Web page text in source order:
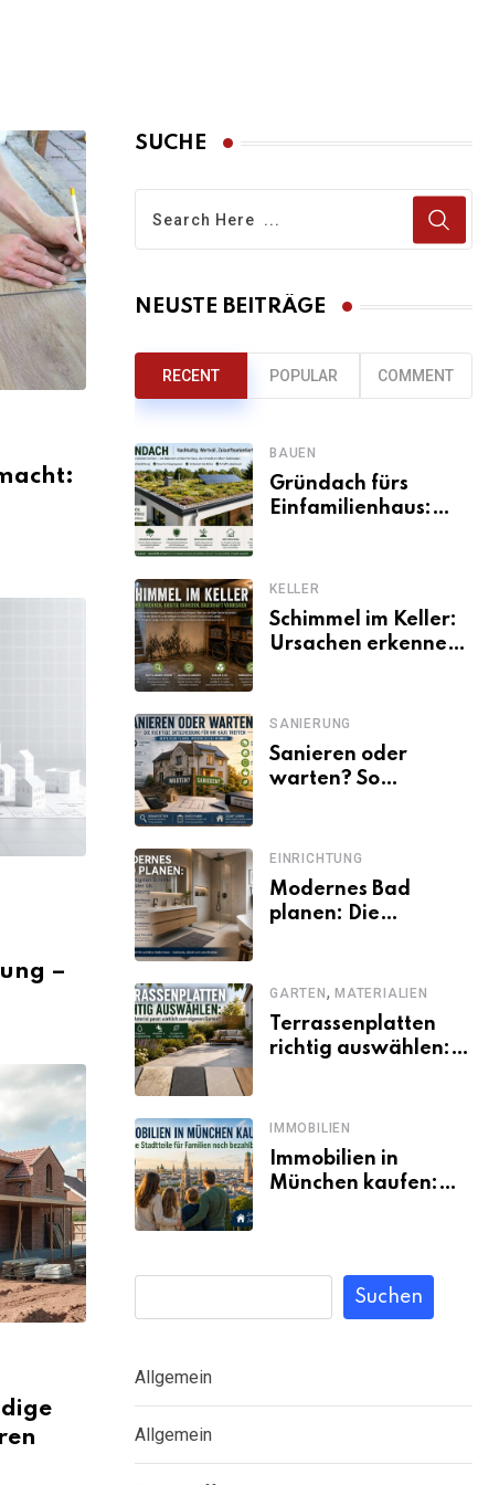
–
SUCHE
NEUSTE BEITRÄGE
RECENT POPULAR COMMENT
BAUEN
Gründach fürs
Einfamilienhaus:
ökologische Wirkung
KELLER
Schimmel im Keller:
Ursachen erkennen
SANIERUNG
Sanieren oder
warten? So
unsicherer Kosten,
Zinsen und
Förderbedingungen
EINRICHTUNG
Modernes Bad
planen: Die
Umsetzung
GARTEN, MATERIALIEN
Terrassenplatten
richtig auswählen:
eigenen Garten?
IMMOBILIEN
Immobilien in
München kaufen:
Suchen
Allgemein
Allgemein